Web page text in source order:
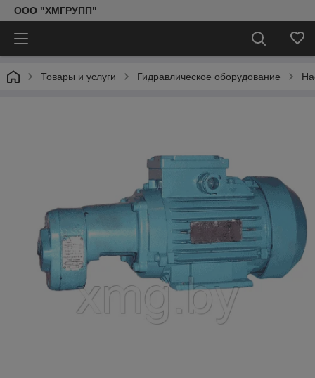
ООО "ХМГРУПП"
Товары и услуги Гидравлическое оборудование